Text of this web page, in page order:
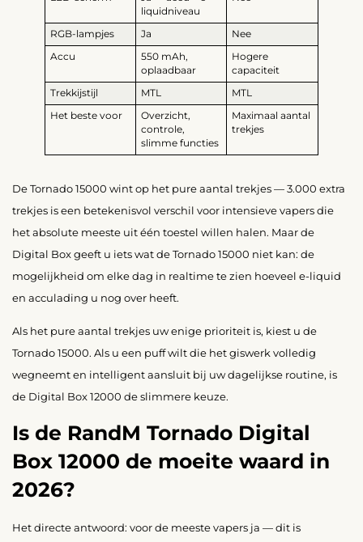
liquidniveau
RGB-lampjes Ja
Nee
Accu
550 mAh,
oplaadbaar
Hogere
capaciteit
Trekkijstijl
MTL
MTL
Het beste voor
Overzicht,
controle,
slimme functies
Maximaal aantal
trekjes
De Tornado 15000 wint op het pure aantal trekjes — 3.000 extra
trekjes is een betekenisvol verschil voor intensieve vapers die
het absolute meeste uit één toestel willen halen. Maar de
Digital Box geeft u iets wat de Tornado 15000 niet kan: de
mogelijkheid om elke dag in realtime te zien hoeveel e-liquid
en acculading u nog over heeft.
Als het pure aantal trekjes uw enige prioriteit is, kiest u de
Tornado 15000. Als u een puff wilt die het giswerk volledig
wegneemt en intelligent aansluit bij uw dagelijkse routine, is
de Digital Box 12000 de slimmere keuze.
Is de RandM Tornado Digital
Box 12000 de moeite waard in
2026?
Het directe antwoord: voor de meeste vapers ja — dit is